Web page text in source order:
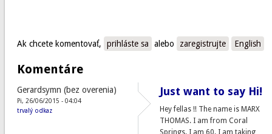
Ak chcete komentovať, prihláste sa alebo zaregistrujte English
Komentáre
Gerardsymn (bez overenia)
Pi, 26/06/2015 - 04:04
trvalý odkaz
Just want to say Hi!
Hey fellas !! The name is MARX
THOMAS. I am from Coral